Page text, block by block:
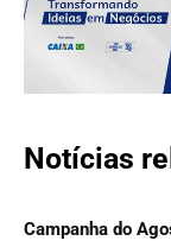
Notícias
Campanha do